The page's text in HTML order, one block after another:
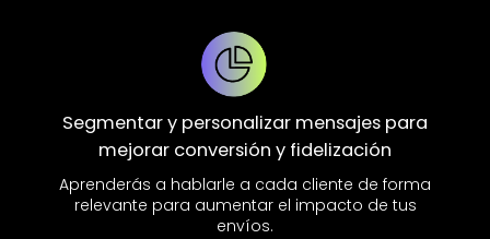
Segmentar y personalizar mensajes para
mejorar conversión y fidelización
Aprenderás a hablarle a cada cliente de forma
relevante para aumentar el impacto de tus
envíos.